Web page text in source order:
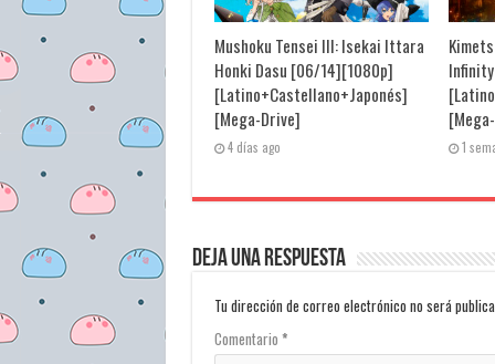
Mushoku Tensei III: Isekai Ittara
Honki Dasu [06/14][1080p]
[Latino+Castellano+Japonés]
[Mega-Drive]
4 días ago 1
Deja una respuesta
Tu dirección de correo electrónico no será
Comentario *